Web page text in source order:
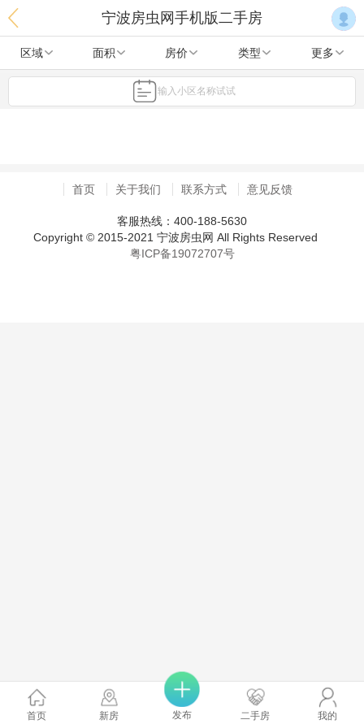
宁波房虫网手机版二手房
区域 面积 房价 类型 更多
输入小区名称试试
首页 新房 发布 二手房 我的
首页 关于我们 联系方式 意见反馈
客服热线：400-188-5630
Copyright © 2015-2021 宁波房虫网 All Rights Reserved
粤ICP备19072707号